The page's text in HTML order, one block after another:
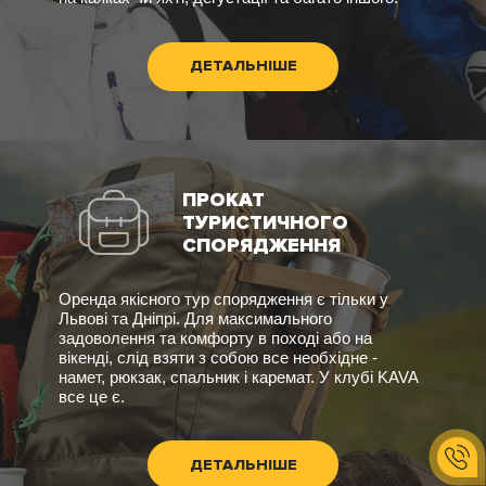
ДЕТАЛЬНІШЕ
ПРОКАТ
ТУРИСТИЧНОГО
СПОРЯДЖЕННЯ
Оренда якісного тур спорядження є тільки у
Львові та Дніпрі. Для максимального
задоволення та комфорту в поході або на
вікенді, слід взяти з собою все необхідне -
намет, рюкзак, спальник і каремат. У клубі KAVA
все це є.
ДЕТАЛЬНІШЕ